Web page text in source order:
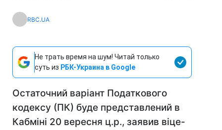
RBC.UA
Не трать время на шум! Читай только
суть из РБК-Украина в Google
Остаточний варіант Податкового
кодексу (ПК) буде представлений в
Кабміні 20 вересня ц.р., заявив віце-